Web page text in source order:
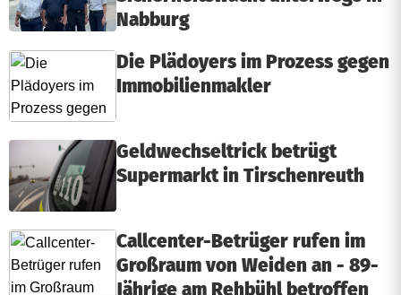
Nabburg
Die Plädoyers im Prozess gegen
Immobilienmakler
Geldwechseltrick betrügt
Supermarkt in Tirschenreuth
Callcenter-Betrüger rufen im
Großraum von Weiden an - 89-
Jährige am Rehbühl betroffen